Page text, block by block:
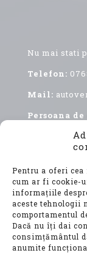
Pentru a oferi
cum ar fi cookie-
informațiile
aceste tehnologii
comportamentul
Dacă nu îți dai
consimțământul
anumite
Nu mai stati
Telefon:
Mail:
Persoana
o decizie
investiție
alegere ce